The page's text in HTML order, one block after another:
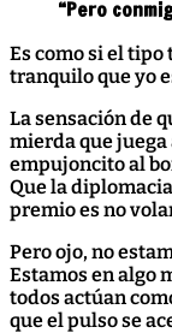
“Pero
Es como si el tipo
tranquilo que yo
La sensación de
mierda que juega
empujoncito al
Que la
premio es no
Pero ojo, no
Estamos en algo
todos actúan
que el pulso se